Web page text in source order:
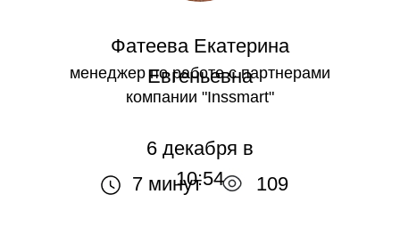
Фатеева Екатерина
Евгеньевна
менеджер по работе с партнерами
компании "Inssmart"
109
7 минут
6 декабря в
10:54